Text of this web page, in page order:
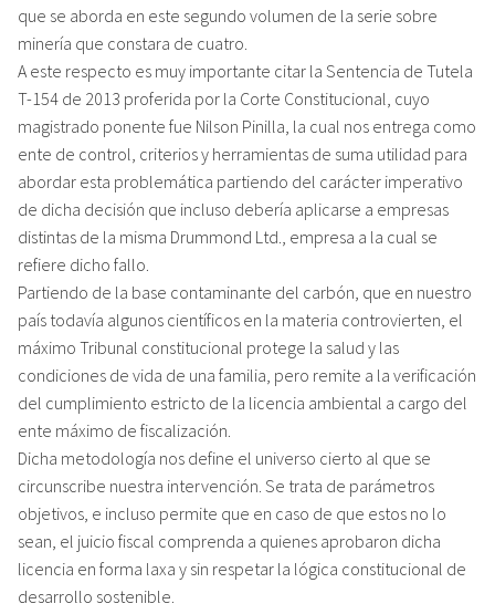
que se aborda en este segundo volumen de la serie sobre
minería que constara de cuatro.
A este respecto es muy importante citar la Sentencia de Tutela
T-154 de 2013 proferida por la Corte Constitucional, cuyo
magistrado ponente fue Nilson Pinilla, la cual nos entrega como
ente de control, criterios y herramientas de suma utilidad para
abordar esta problemática partiendo del carácter imperativo
de dicha decisión que incluso debería aplicarse a empresas
distintas de la misma Drummond Ltd., empresa a la cual se
refiere dicho fallo.
Partiendo de la base contaminante del carbón, que en nuestro
país todavía algunos científicos en la materia controvierten, el
máximo Tribunal constitucional protege la salud y las
condiciones de vida de una familia, pero remite a la verificación
del cumplimiento estricto de la licencia ambiental a cargo del
ente máximo de fiscalización.
Dicha metodología nos define el universo cierto al que se
circunscribe nuestra intervención. Se trata de parámetros
objetivos, e incluso permite que en caso de que estos no lo
sean, el juicio fiscal comprenda a quienes aprobaron dicha
licencia en forma laxa y sin respetar la lógica constitucional de
desarrollo sostenible.